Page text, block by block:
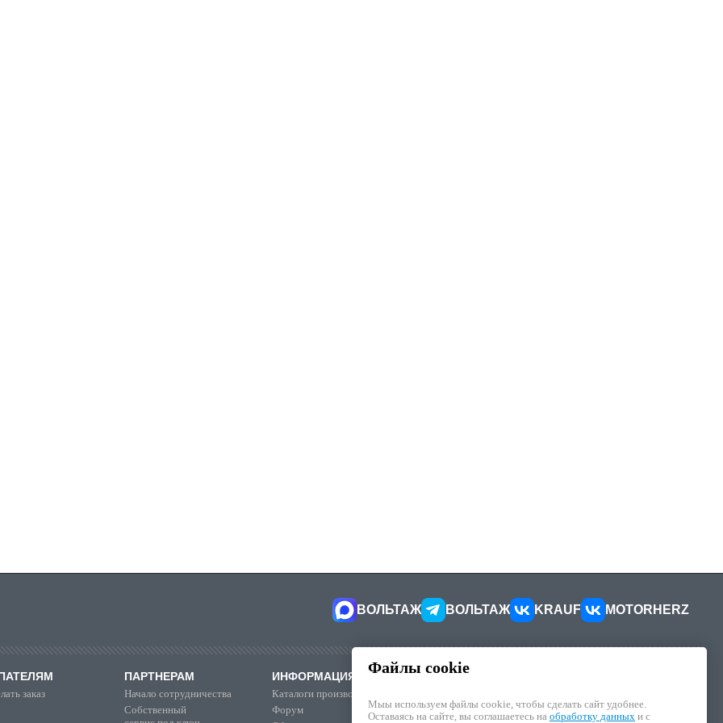
ВОЛЬТАЖ ВОЛЬТАЖ KRAUF MOTORHERZ
заказ
ПАРТНЕРАМ
Начало сотрудничества
Собственный
ИНФОРМАЦИЯ
Каталоги производителей
Форум
КОНТАКТЫ
Как связаться
Файлы cookie
Мыы используем файлы cookie, чтобы cделать сайт удобнее.
Оставаясь на сайте, вы соглашаетесь на обработку данных и с